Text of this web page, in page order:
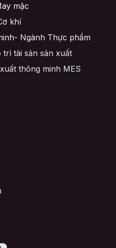
mặc
khí
Ngành Thực phẩm
trì tài sản sản xuất
thông minh MES